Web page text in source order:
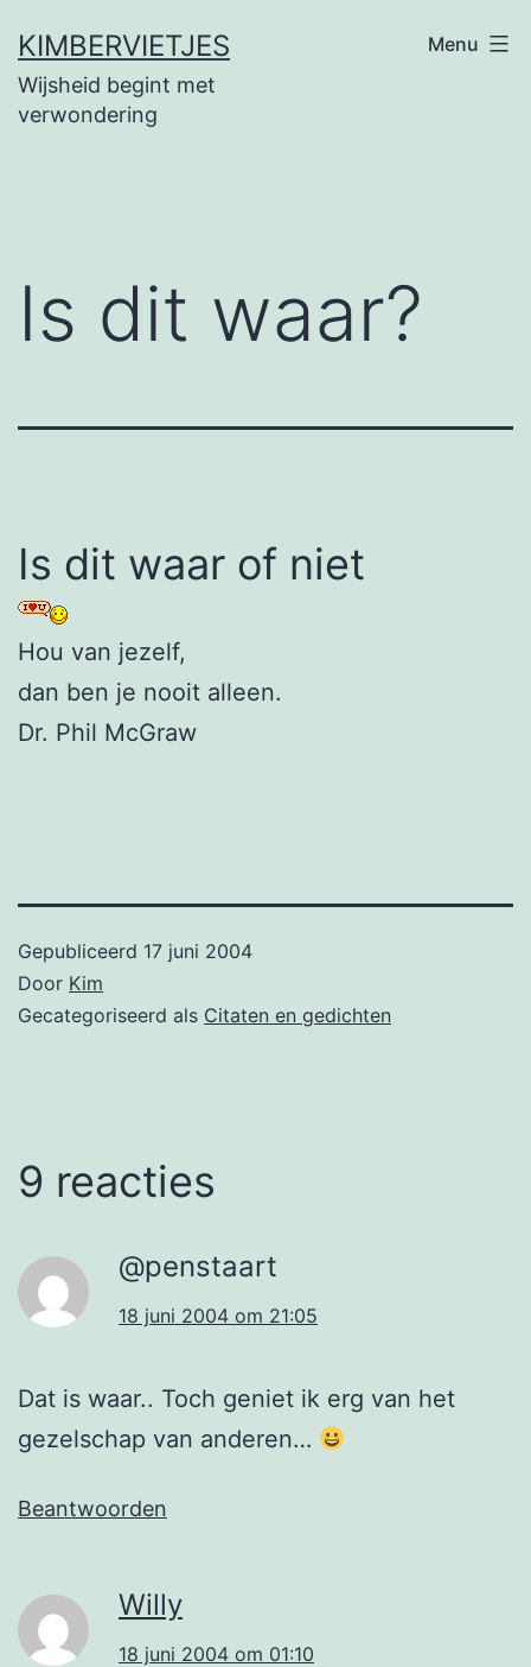
naar
de
KIMBERVIETJES
Wijsheid begint met
verwondering
Menu
Is dit waar?
Is dit waar of niet
Hou van jezelf,
dan ben je nooit alleen.
Dr. Phil McGraw
Gepubliceerd 17 juni 2004
Door Kim
Gecategoriseerd als Citaten en gedichten
9 reacties
@penstaart
18 juni 2004 om 21:05
Dat is waar.. Toch geniet ik erg van het
gezelschap van anderen…
Beantwoorden
Willy
18 juni 2004 om 01:10